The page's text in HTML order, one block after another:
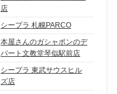
店
シープラ 札幌PARCO
本屋さんのガシャポンのデ
パート文教堂琴似駅前店
シープラ 東武サウスヒル
ズ店